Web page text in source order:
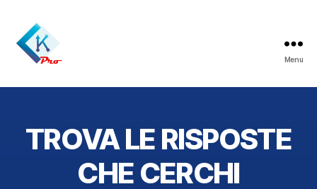
Menu
TROVA LE RISPOSTE
CHE CERCHI